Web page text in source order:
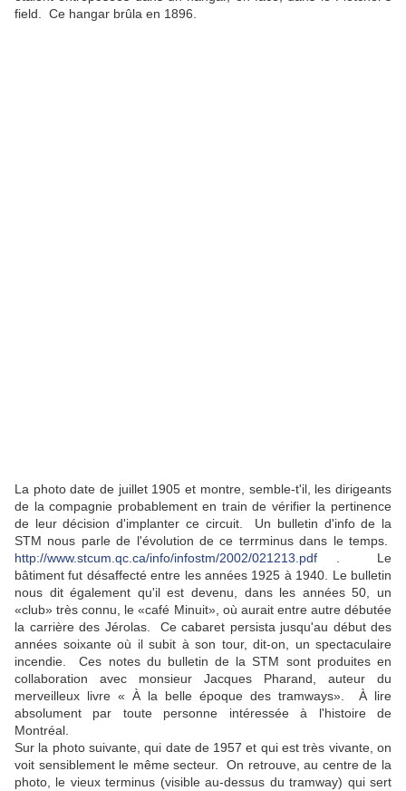
field. Ce hangar brûla en 1896.
La photo date de juillet 1905 et montre, semble-t'il, les dirigeants
de la compagnie probablement en train de vérifier la pertinence
de leur décision d'implanter ce circuit. Un bulletin d'info de la
STM nous parle de l'évolution de ce terrminus dans le temps.
http://www.stcum.qc.ca/info/infostm/2002/021213.pdf . Le
bâtiment fut désaffecté entre les années 1925 à 1940. Le bulletin
nous dit également qu'il est devenu, dans les années 50, un
«club» très connu, le «café Minuit», où aurait entre autre débutée
la carrière des Jérolas. Ce cabaret persista jusqu'au début des
années soixante où il subit à son tour, dit-on, un spectaculaire
incendie. Ces notes du bulletin de la STM sont produites en
collaboration avec monsieur Jacques Pharand, auteur du
merveilleux livre « À la belle époque des tramways». À lire
absolument par toute personne intéressée à l'histoire de
Montréal.
Sur la photo suivante, qui date de 1957 et qui est très vivante, on
voit sensiblement le même secteur. On retrouve, au centre de la
photo, le vieux terminus (visible au-dessus du tramway) qui sert